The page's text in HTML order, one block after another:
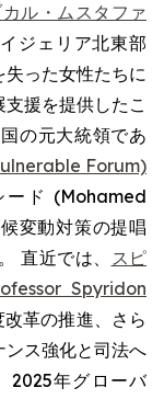
ル・ムスタファ
ジェリア北東部
った女性たちに
援を提供したこ
の元大統領であ
Forum)
ド (Mohamed
変動対策の提唱
直近では、 スピ
Spyridon
革の推進、さら
ンス強化と司法へ
2025年グローバ